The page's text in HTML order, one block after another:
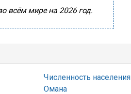
всём мире на 2026 год.
Численность населения
Омана